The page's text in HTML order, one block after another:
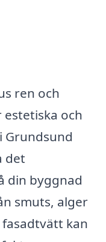
ren och
och
Grundsund
det
din byggnad
smuts, alger
kan